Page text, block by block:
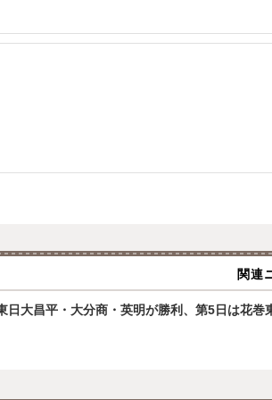
関連
日大昌平・大分商・英明が勝利、第5日は花巻